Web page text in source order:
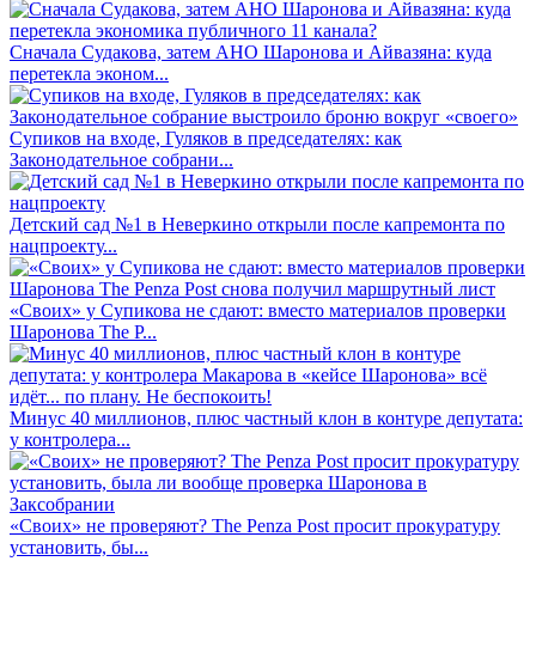
Сначала Судакова, затем АНО Шаронова и Айвазяна: куда
перетекла эконом...
Супиков на входе, Гуляков в председателях: как
Законодательное собрани...
Детский сад №1 в Неверкино открыли после капремонта по
нацпроекту...
«Своих» у Супикова не сдают: вместо материалов проверки
Шаронова The P...
Минус 40 миллионов, плюс частный клон в контуре депутата:
у контролера...
«Своих» не проверяют? The Penza Post просит прокуратуру
установить, бы...